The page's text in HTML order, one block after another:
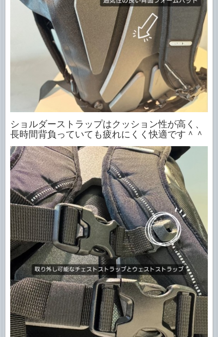
ショルダーストラップはクッション性が高く、
長時間背負っていても疲れにくく快適です＾＾